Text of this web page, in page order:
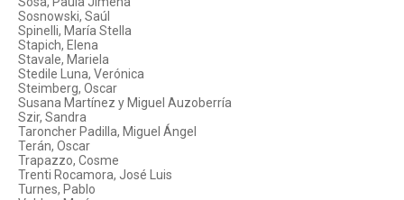
Sosnowski, Saúl
Spinelli, María Stella
Stapich, Elena
Stavale, Mariela
Stedile Luna, Verónica
Steimberg, Oscar
Susana Martínez y Miguel Auzoberría
Szir, Sandra
Taroncher Padilla, Miguel Ángel
Terán, Oscar
Trapazzo, Cosme
Trenti Rocamora, José Luis
Turnes, Pablo